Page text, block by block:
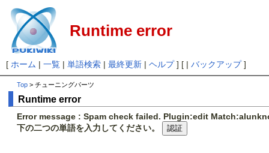
Runtime error
[ ホーム | 一覧| 単語検索| 最終更新| ヘルプ] [ | バックアップ]
Top > チューニングパーツ
Runtime error
Error message : Spam check failed. Plugin:edit
下の二つの単語を入力してください。